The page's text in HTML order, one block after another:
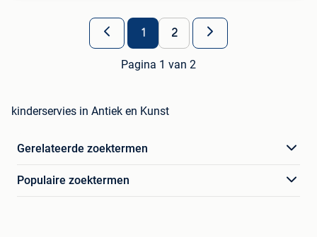
1 2
Pagina 1 van 2
kinderservies in Antiek en Kunst
Gerelateerde zoektermen
Populaire zoektermen